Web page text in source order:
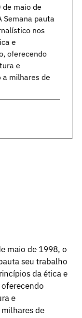
de maio de
Semana pauta
nos
e
oferecendo
e
milhares de
maio de 1998, o
seu trabalho
da ética e
e
de